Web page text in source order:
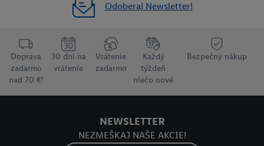
Odoberaj Newsletter!
Doprava
zadarmo
nad 70 €¹
30 dní na
vrátenie
Vrátenie
zadarmo
Každý
týždeň
niečo nové
Bezpečný nákup
NEWSLETTER
NEZMEŠKAJ NAŠE AKCIE!